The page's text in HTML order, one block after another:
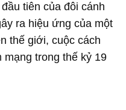
tiên của đôi cánh
ra hiệu ứng của một
thế giới, cuộc cách
mạng trong thế kỷ 19